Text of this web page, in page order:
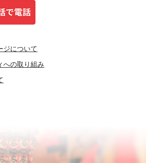
ジについて
への取り組み